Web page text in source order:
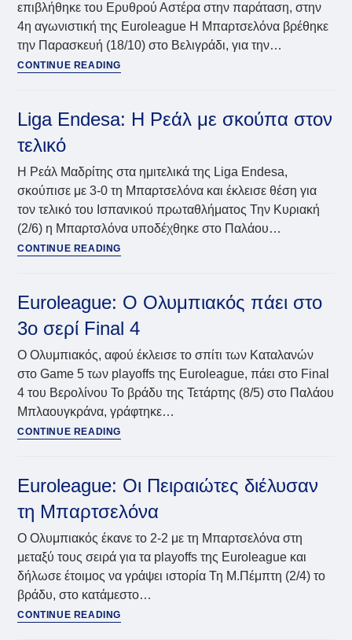
επιβλήθηκε του Ερυθρού Αστέρα στην παράταση, στην
4η αγωνιστική της Euroleague Η Μπαρτσελόνα βρέθηκε
την Παρασκευή (18/10) στο Βελιγράδι, για την…
CONTINUE READING
για
τον
Liga Endesa: Η Ρεάλ με σκούπα στον
τελικό
Η Ρεάλ Μαδρίτης στα ημιτελικά της Liga Endesa,
σκούπισε με 3-0 τη Μπαρτσελόνα και έκλεισε θέση για
τον τελικό του Ισπανικού πρωταθλήματος Την Κυριακή
(2/6) η Μπαρτσλόνα υποδέχθηκε στο Παλάου…
CONTINUE READING
Ρεάλ
με
σκούπα
τελικό
Euroleague: Ο Ολυμπιακός πάει στο
3ο σερί Final 4
Ο Ολυμπιακός, αφού έκλεισε το σπίτι των Καταλανών
στο Game 5 των playoffs της Euroleague, πάει στο Final
4 του Βερολίνου Το βράδυ της Τετάρτης (8/5) στο Παλάου
Μπλαουγκράνα, γράφτηκε…
CONTINUE READING
πάει
στο
3ο
Final
4
Euroleague: Οι Πειραιώτες διέλυσαν
τη Μπαρτσελόνα
Ο Ολυμπιακός έκανε το 2-2 με τη Μπαρτσελόνα στη
μεταξύ τους σειρά για τα playoffs της Euroleague και
δήλωσε έτοιμος να γράψει ιστορία Τη Μ.Πέμπτη (2/4) το
βράδυ, στο κατάμεστο…
CONTINUE READING